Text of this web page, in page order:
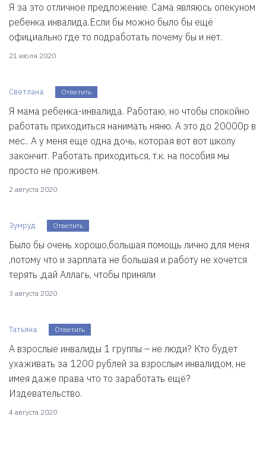
Я за это отличное предложение. Сама являюсь опекуном
ребенка инвалида.Если бы можно было бы ещё
официально где то подработать почему бы и нет.
21 июля 2020
Светлана Ответить
Я мама ребенка-инвалида. Работаю, но чтобы спокойно
работать приходиться нанимать няню. А это до 20000р в
мес.. А у меня еще одна дочь, которая вот вот школу
закончит. Работать приходиться, т.к. на пособия мы
просто не проживем.
2 августа 2020
Зумруд Ответить
Было бы очень хорошо,большая помощь лично для меня
,потому что и зарплата не большая и работу не хочется
терять ,дай Аллагь, чтобы приняли
3 августа 2020
Татьяна Ответить
А взрослые инвалиды 1 группы – не люди? Кто будет
ухаживать за 1200 рублей за взрослым инвалидом, не
имея даже права что то заработать ещё?
Издевательство.
4 августа 2020